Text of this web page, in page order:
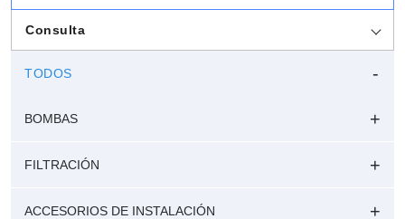
Consulta
TODOS
BOMBAS
FILTRACIÓN
ACCESORIOS DE INSTALACIÓN